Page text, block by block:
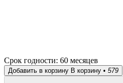
Срок годности: 60 месяцев
Добавить в корзину В корзину • 579